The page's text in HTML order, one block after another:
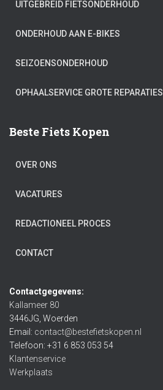
UITGEBREID FIETSONDERHOUD
ONDERHOUD AAN E-BIKES
SEIZOENSONDERHOUD
OPHAALSERVICE GROTE REPARATIES
Beste Fiets Kopen
OVER ONS
VACATURES
REDACTIONEEL PROCES
CONTACT
Contactgegevens:
Kallameer 80
3446JG, Woerden
Email: contact@bestefietskopen.nl
Telefoon: +31 6 853 053 54
Klantenservice
Werkplaats